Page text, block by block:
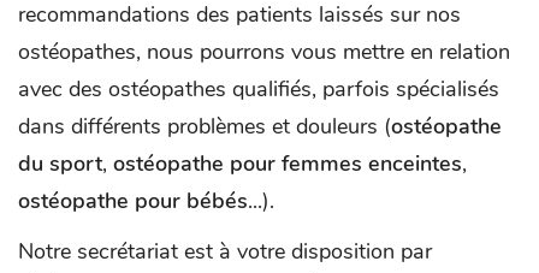
recommandations des patients laissés sur nos
ostéopathes, nous pourrons vous mettre en relation
avec des ostéopathes qualifiés, parfois spécialisés
dans différents problèmes et douleurs (ostéopathe
du sport, ostéopathe pour femmes enceintes,
ostéopathe pour bébés...).
Notre secrétariat est à votre disposition par